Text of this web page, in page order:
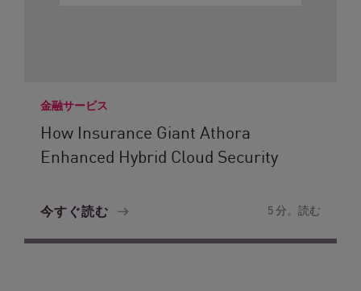
金融サービス
How Insurance Giant Athora
Enhanced Hybrid Cloud Security
今すぐ読む 5 分。読む